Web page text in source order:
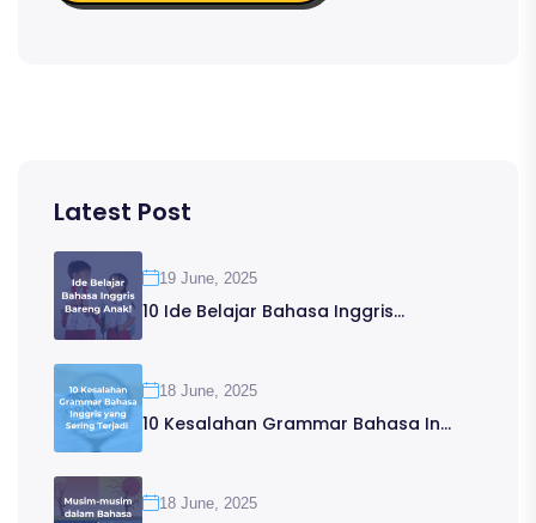
Latest Post
19 June, 2025
10 Ide Belajar Bahasa Inggris...
18 June, 2025
10 Kesalahan Grammar Bahasa In...
18 June, 2025